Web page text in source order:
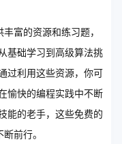
富的资源和练习题，
基础学习到高级算法挑
过利用这些资源，你可
愉快的编程实践中不断
能的老手，这些免费的
前行。